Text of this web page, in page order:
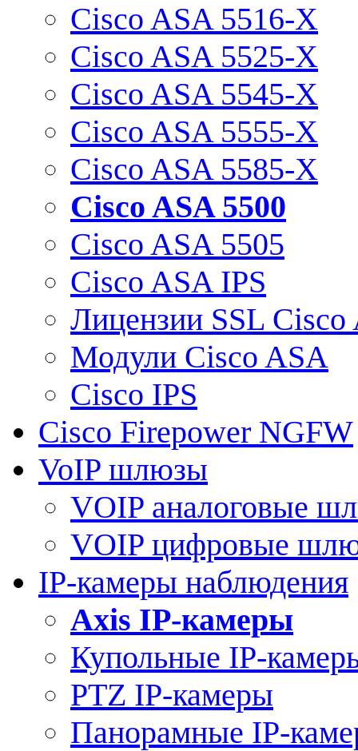
Cisco ASA 5516-X
Cisco ASA 5525-X
Cisco ASA 5545-X
Cisco ASA 5555-X
Cisco ASA 5585-X
Cisco ASA 5500
Cisco ASA 5505
Cisco ASA IPS
Лицензии SSL Cisco
Модули Cisco ASA
Cisco IPS
Cisco Firepower NGFW
VoIP шлюзы
VOIP аналоговые
VOIP цифровые
IP-камеры наблюдения
Axis IP-камеры
Купольные IP-
PTZ IP-камеры
Панорамные IP-